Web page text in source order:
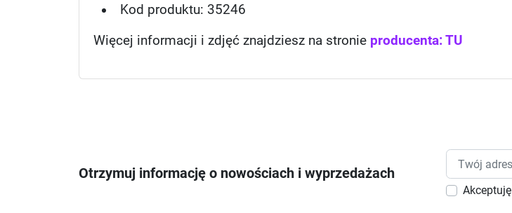
Kod produktu: 35246
Więcej informacji i zdjęć znajdziesz na stronie producenta: TU
Otrzymuj informację o nowościach i wyprzedażach
Akceptuję